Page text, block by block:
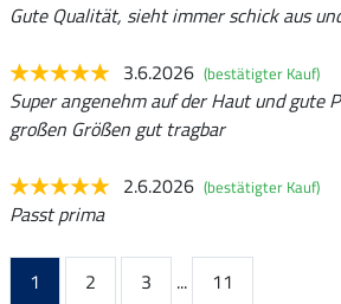
Gute Qualität, sieht immer schick aus
3.6.2026 (bestätigter Kauf)
Super angenehm auf der Haut und gute
großen Größen gut tragbar
2.6.2026 (bestätigter Kauf)
Passt prima
1 2 3 ...
11